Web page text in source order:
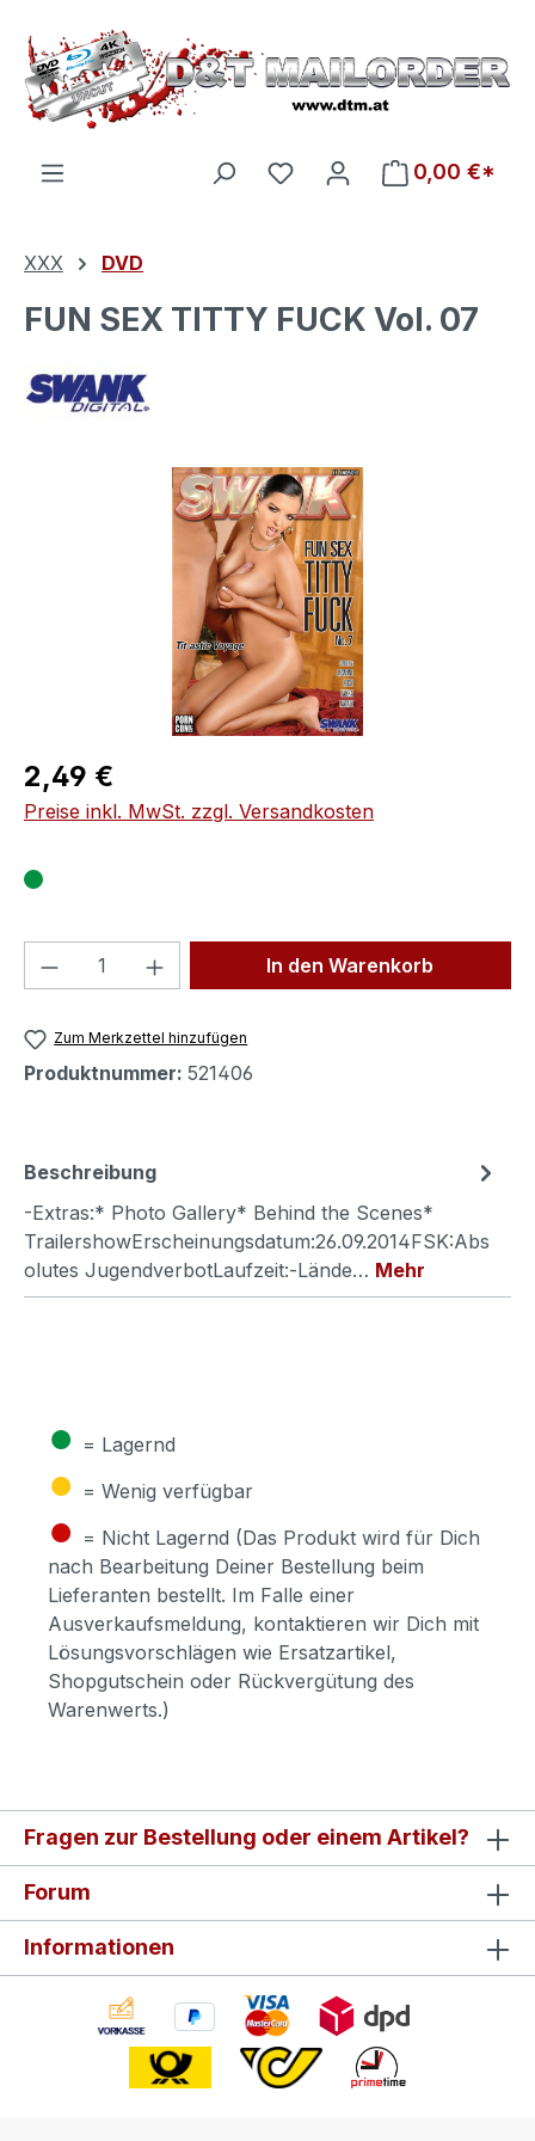
Zum Hauptinhalt springen
Du hast 0 Produkte auf
0,00 €*
XXX DVD
FUN SEX TITTY FUCK Vol. 07
Bildergalerie überspringen
Regulärer Preis:
2,49 €
Preise inkl. MwSt. zzgl. Versandkosten
Produkt Anzahl: Gib denIn den Warenkorb
Zum Merkzettel hinzufügen
Produktnummer: 521406
Beschreibung
-Extras:* Photo Gallery* Behind the Scenes*
TrailershowErscheinungsdatum:26.09.2014FSK:Abs
olutes JugendverbotLaufzeit:-Lände… Mehr
● = Lagernd
● = Wenig verfügbar
● = Nicht Lagernd (Das Produkt wird für Dich
nach Bearbeitung Deiner Bestellung beim
Lieferanten bestellt. Im Falle einer
Ausverkaufsmeldung, kontaktieren wir Dich mit
Lösungsvorschlägen wie Ersatzartikel,
Shopgutschein oder Rückvergütung des
Warenwerts.)
Fragen zur Bestellung oder einem Artikel?
Forum
Informationen